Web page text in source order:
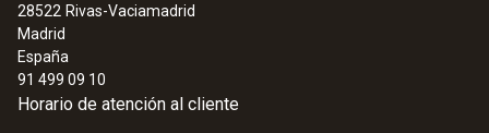
28522 Rivas-Vaciamadrid
Madrid
España
91 499 09 10
Horario de atención al cliente